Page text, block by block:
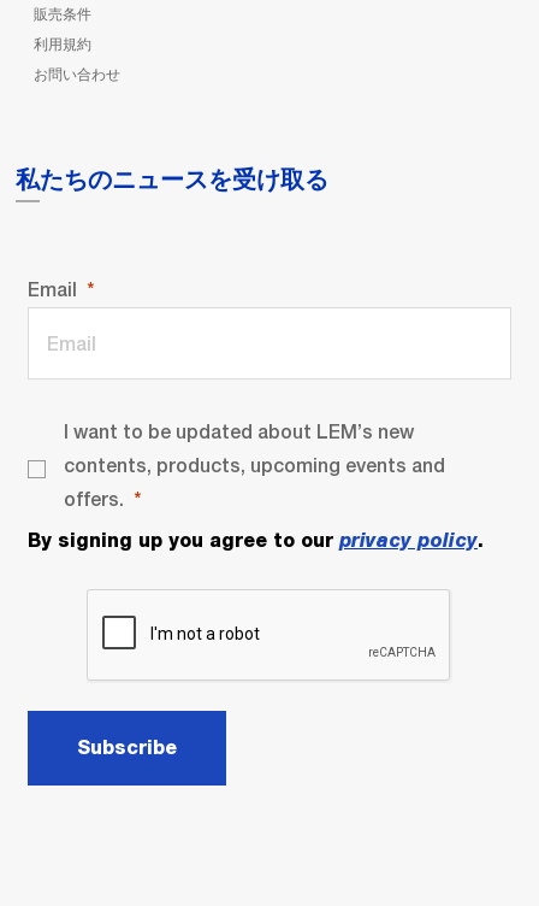
販売条件
利用規約
お問い合わせ
私たちのニュースを受け取る
Email
I want to be updated about LEM’s new
contents, products, upcoming events and
offers.
By signing up you agree to our privacy policy.
Subscribe